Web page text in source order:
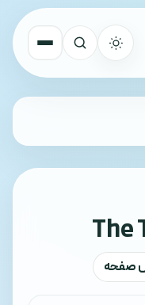
The
صفحه